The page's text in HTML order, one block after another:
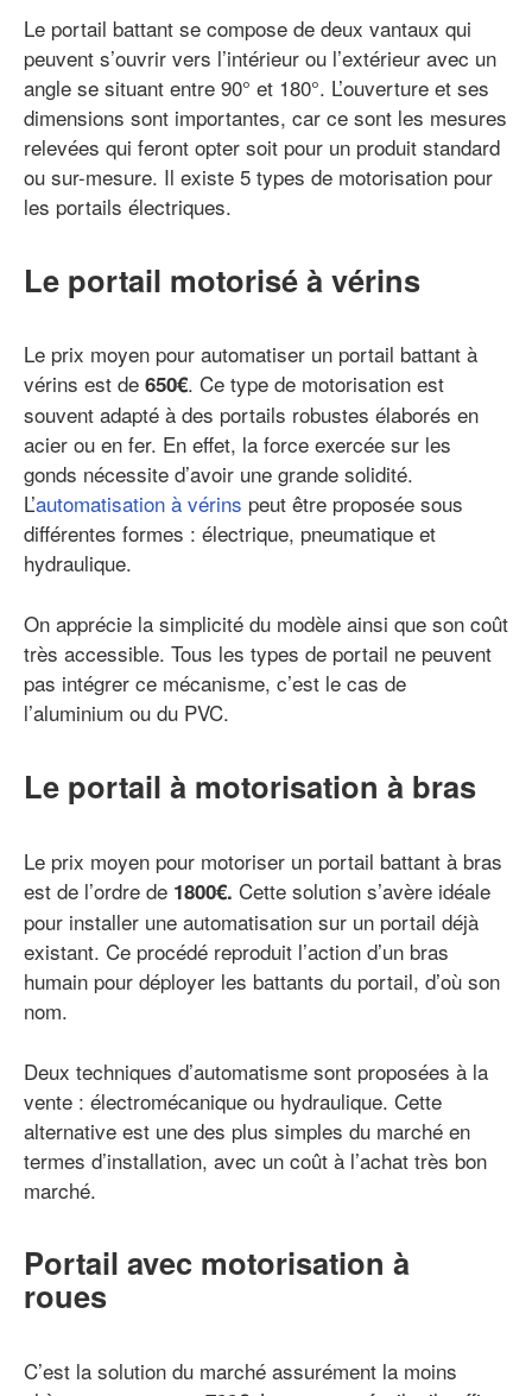
Le portail battant se compose de deux vantaux qui
peuvent s’ouvrir vers l’intérieur ou l’extérieur avec un
angle se situant entre 90° et 180°. L’ouverture et ses
dimensions sont importantes, car ce sont les mesures
relevées qui feront opter soit pour un produit standard
ou sur-mesure. Il existe 5 types de motorisation pour
les portails électriques.
Le portail motorisé à vérins
Le prix moyen pour automatiser un portail battant à
vérins est de 650€. Ce type de motorisation est
souvent adapté à des portails robustes élaborés en
acier ou en fer. En effet, la force exercée sur les
gonds nécessite d’avoir une grande solidité.
L’automatisation à vérins peut être proposée sous
différentes formes : électrique, pneumatique et
hydraulique.
On apprécie la simplicité du modèle ainsi que son coût
très accessible. Tous les types de portail ne peuvent
pas intégrer ce mécanisme, c’est le cas de
l’aluminium ou du PVC.
Le portail à motorisation à bras
Le prix moyen pour motoriser un portail battant à bras
est de l’ordre de 1800€. Cette solution s’avère idéale
pour installer une automatisation sur un portail déjà
existant. Ce procédé reproduit l’action d’un bras
humain pour déployer les battants du portail, d’où son
nom.
Deux techniques d’automatisme sont proposées à la
vente : électromécanique ou hydraulique. Cette
alternative est une des plus simples du marché en
termes d’installation, avec un coût à l’achat très bon
marché.
Portail avec motorisation à
roues
C’est la solution du marché assurément la moins